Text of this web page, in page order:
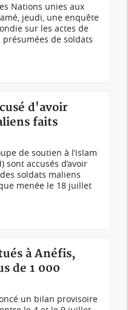
Nations unies aux
jeudi, une enquête
sur les actes de
de soldats
d'avoir
faits
de soutien à l’islam
sont accusés d’avoir
soldats maliens
menée le 18 juillet
à Anéfis,
de 1 000
un bilan provisoire